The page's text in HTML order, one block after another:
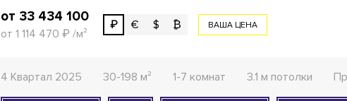
от 33 434 100
от 1 114 470₽ /м²
₽ € $ ₿ ВАША ЦЕНА
4 Квартал 2025 30-198 м² 1-7 комнат 3.1 м потолки